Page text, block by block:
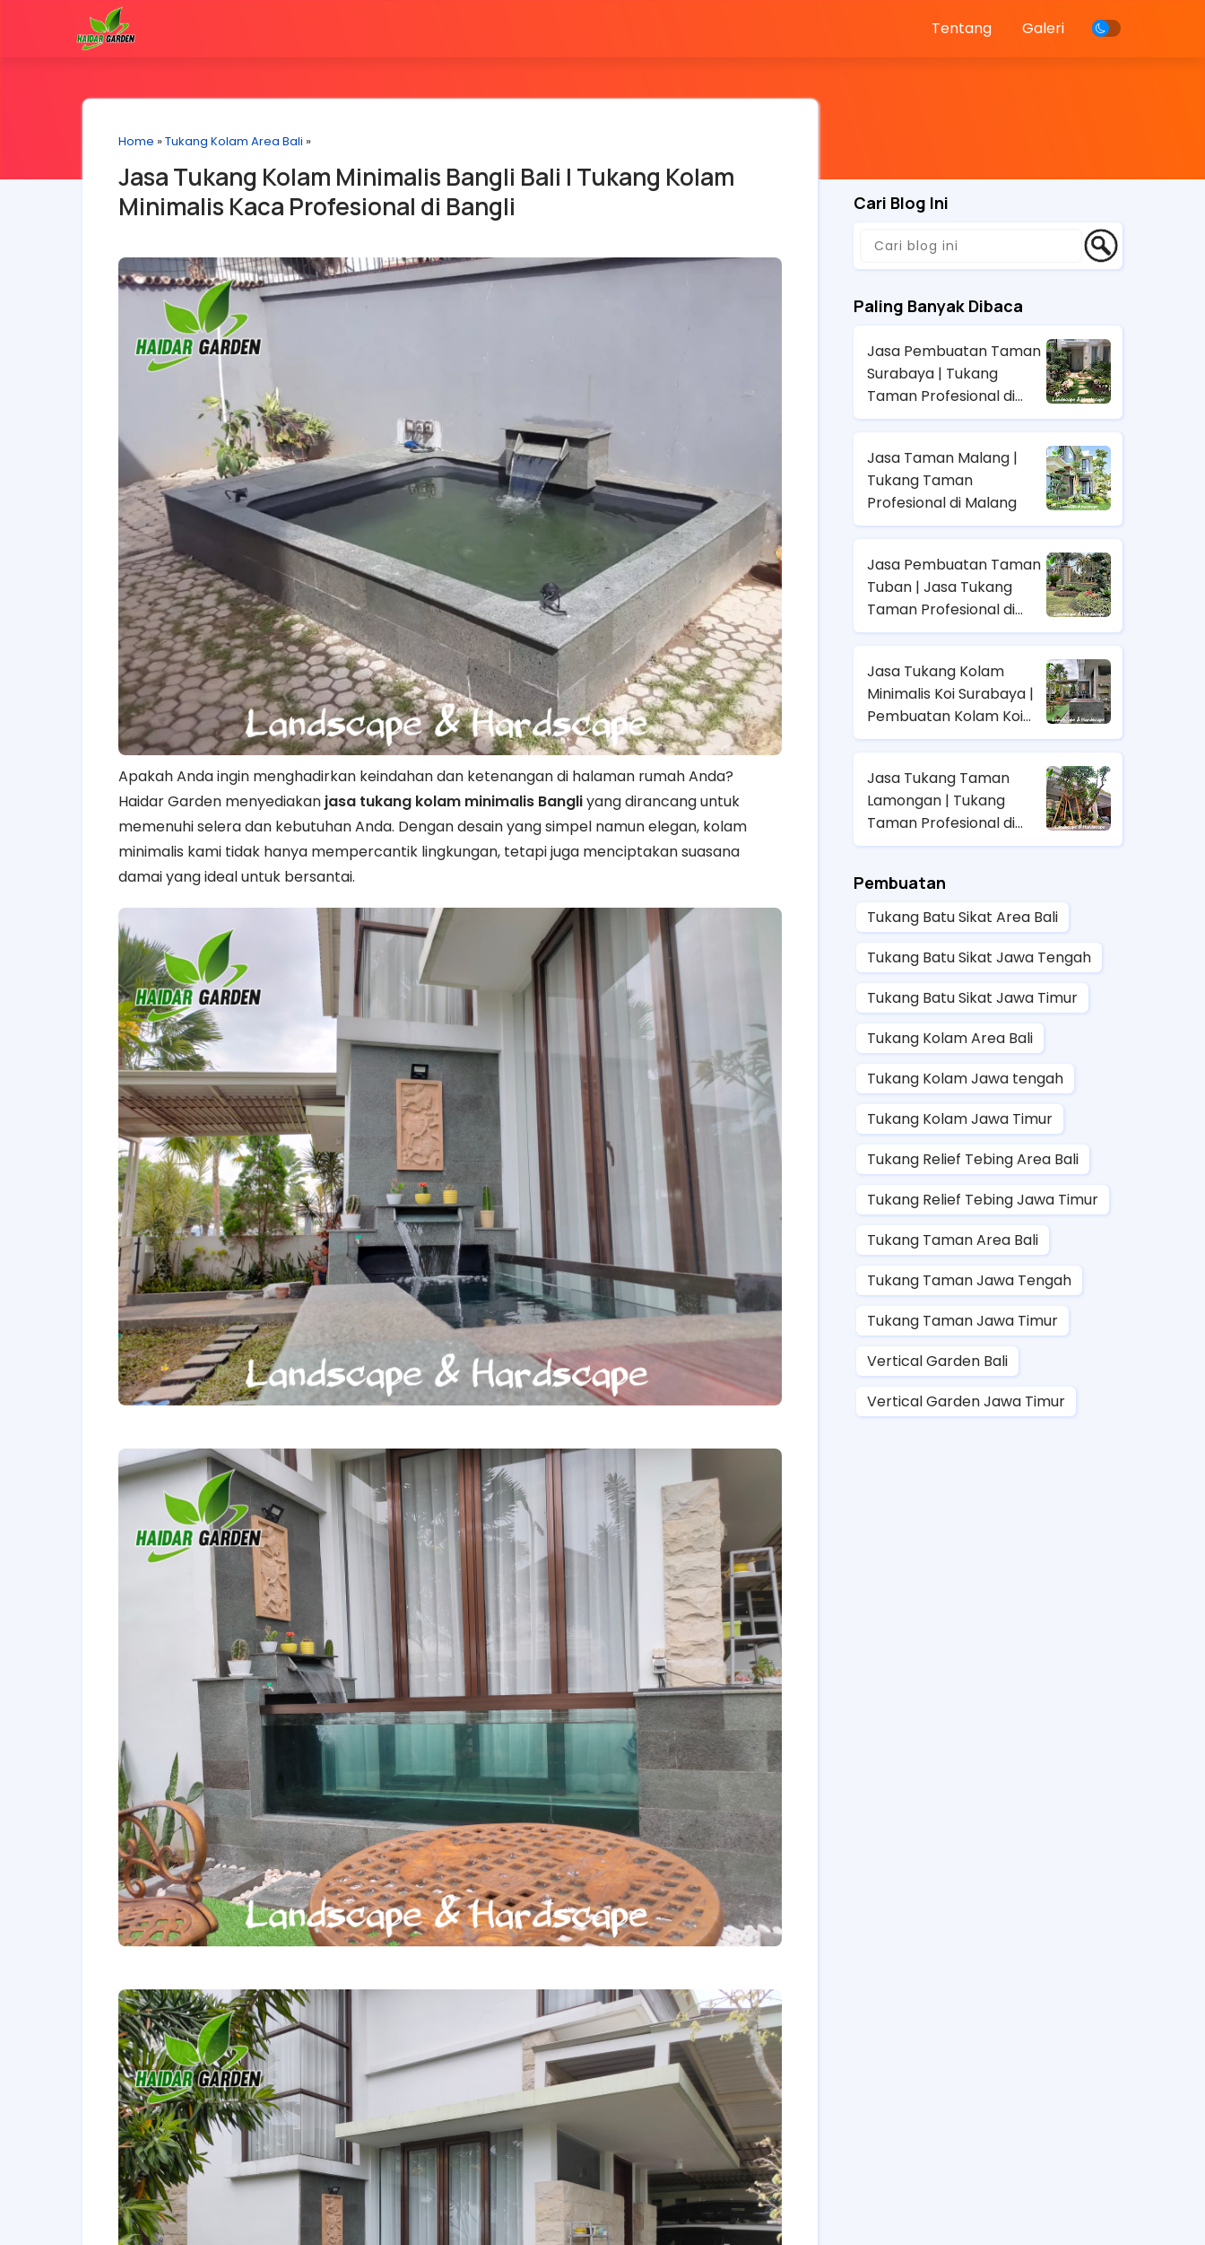
Tentang Galeri
Home »Tukang Kolam Area Bali »
Jasa Tukang Kolam Minimalis Bangli Bali | Tukang Kolam
Minimalis Kaca Profesional di Bangli
Apakah Anda ingin menghadirkan keindahan dan ketenangan di halaman rumah Anda?
Haidar Garden menyediakan jasa tukang kolam minimalis Bangliyang dirancang untuk
memenuhi selera dan kebutuhan Anda. Dengan desain yang simpel namun elegan, kolam
minimalis kami tidak hanya mempercantik lingkungan, tetapi juga menciptakan suasana
damai yang ideal untuk bersantai.
Cari Blog Ini
Paling Banyak Dibaca
Jasa Pembuatan Taman
Surabaya | Tukang
Taman Profesional di
Surabaya
Jasa Taman Malang |
Tukang Taman
Profesional di Malang
Jasa Pembuatan Taman
Tuban | Jasa Tukang
Taman Profesional di
Tuban
Jasa Tukang Kolam
Minimalis Koi Surabaya |
Pembuatan Kolam Koi
Priofesional di Surabaya
Jasa Tukang Taman
Lamongan | Tukang
Taman Profesional di
Lamongan
Pembuatan
Tukang Batu Sikat Area Bali
Tukang Batu Sikat Jawa Tengah
Tukang Batu Sikat Jawa Timur
Tukang Kolam Area Bali
Tukang Kolam Jawa tengah
Tukang Kolam Jawa Timur
Tukang Relief Tebing Area Bali
Tukang Relief Tebing Jawa Timur
Tukang Taman Area Bali
Tukang Taman Jawa Tengah
Tukang Taman Jawa Timur
Vertical Garden Bali
Vertical Garden Jawa Timur